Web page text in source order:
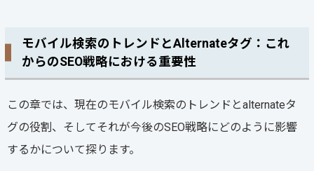
モバイル検索のトレンドとAlternateタグ：これ
からのSEO戦略における重要性
この章では、現在のモバイル検索のトレンドとalternateタ
グの役割、そしてそれが今後のSEO戦略にどのように影響
するかについて探ります。